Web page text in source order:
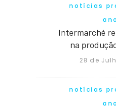
notícias
ano
Intermarché
na
28 de
notícias
ano